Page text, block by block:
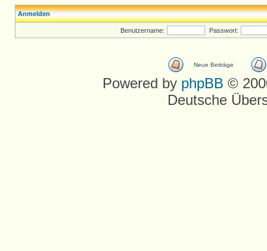
Anmelden
Benutzername: Passwort:
Neue Beiträge
Powered by phpBB ©
Deutsche